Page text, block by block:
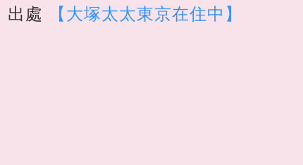
出處 【 大塚太太東京在住中 】